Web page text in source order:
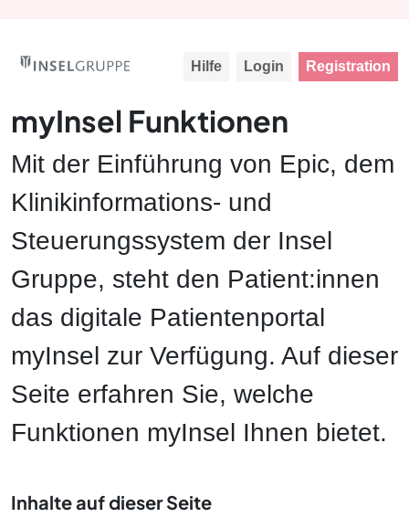
Hilfe Login Registration
myInsel Funktionen
Mit der Einführung von Epic, dem
Klinikinformations- und
Steuerungssystem der Insel
Gruppe, steht den Patient:innen
das digitale Patientenportal
myInsel zur Verfügung. Auf dieser
Seite erfahren Sie, welche
Funktionen myInsel Ihnen bietet.
Inhalte auf dieser Seite